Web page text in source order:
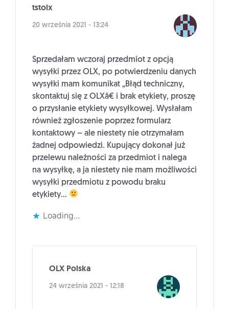
tstolx
20 września 2021 - 13:24
Sprzedałam wczoraj przedmiot z opcją
wysyłki przez OLX, po potwierdzeniu danych
wysyłki mam komunikat „Błąd techniczny,
skontaktuj się z OLXâ€ i brak etykiety, proszę
o przysłanie etykiety wysyłkowej. Wysłałam
również zgłoszenie poprzez formularz
kontaktowy – ale niestety nie otrzymałam
żadnej odpowiedzi. Kupujący dokonał już
przelewu należności za przedmiot i nalega
na wysyłkę, a ja niestety nie mam możliwości
wysyłki przedmiotu z powodu braku
etykiety…
Loading...
OLX Polska
24 września 2021 - 12:18